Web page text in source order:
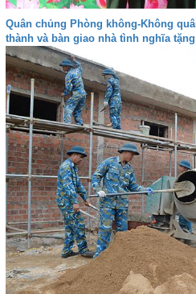
Quân chủng Phòng không-Không
thành và bàn giao nhà tình nghĩa